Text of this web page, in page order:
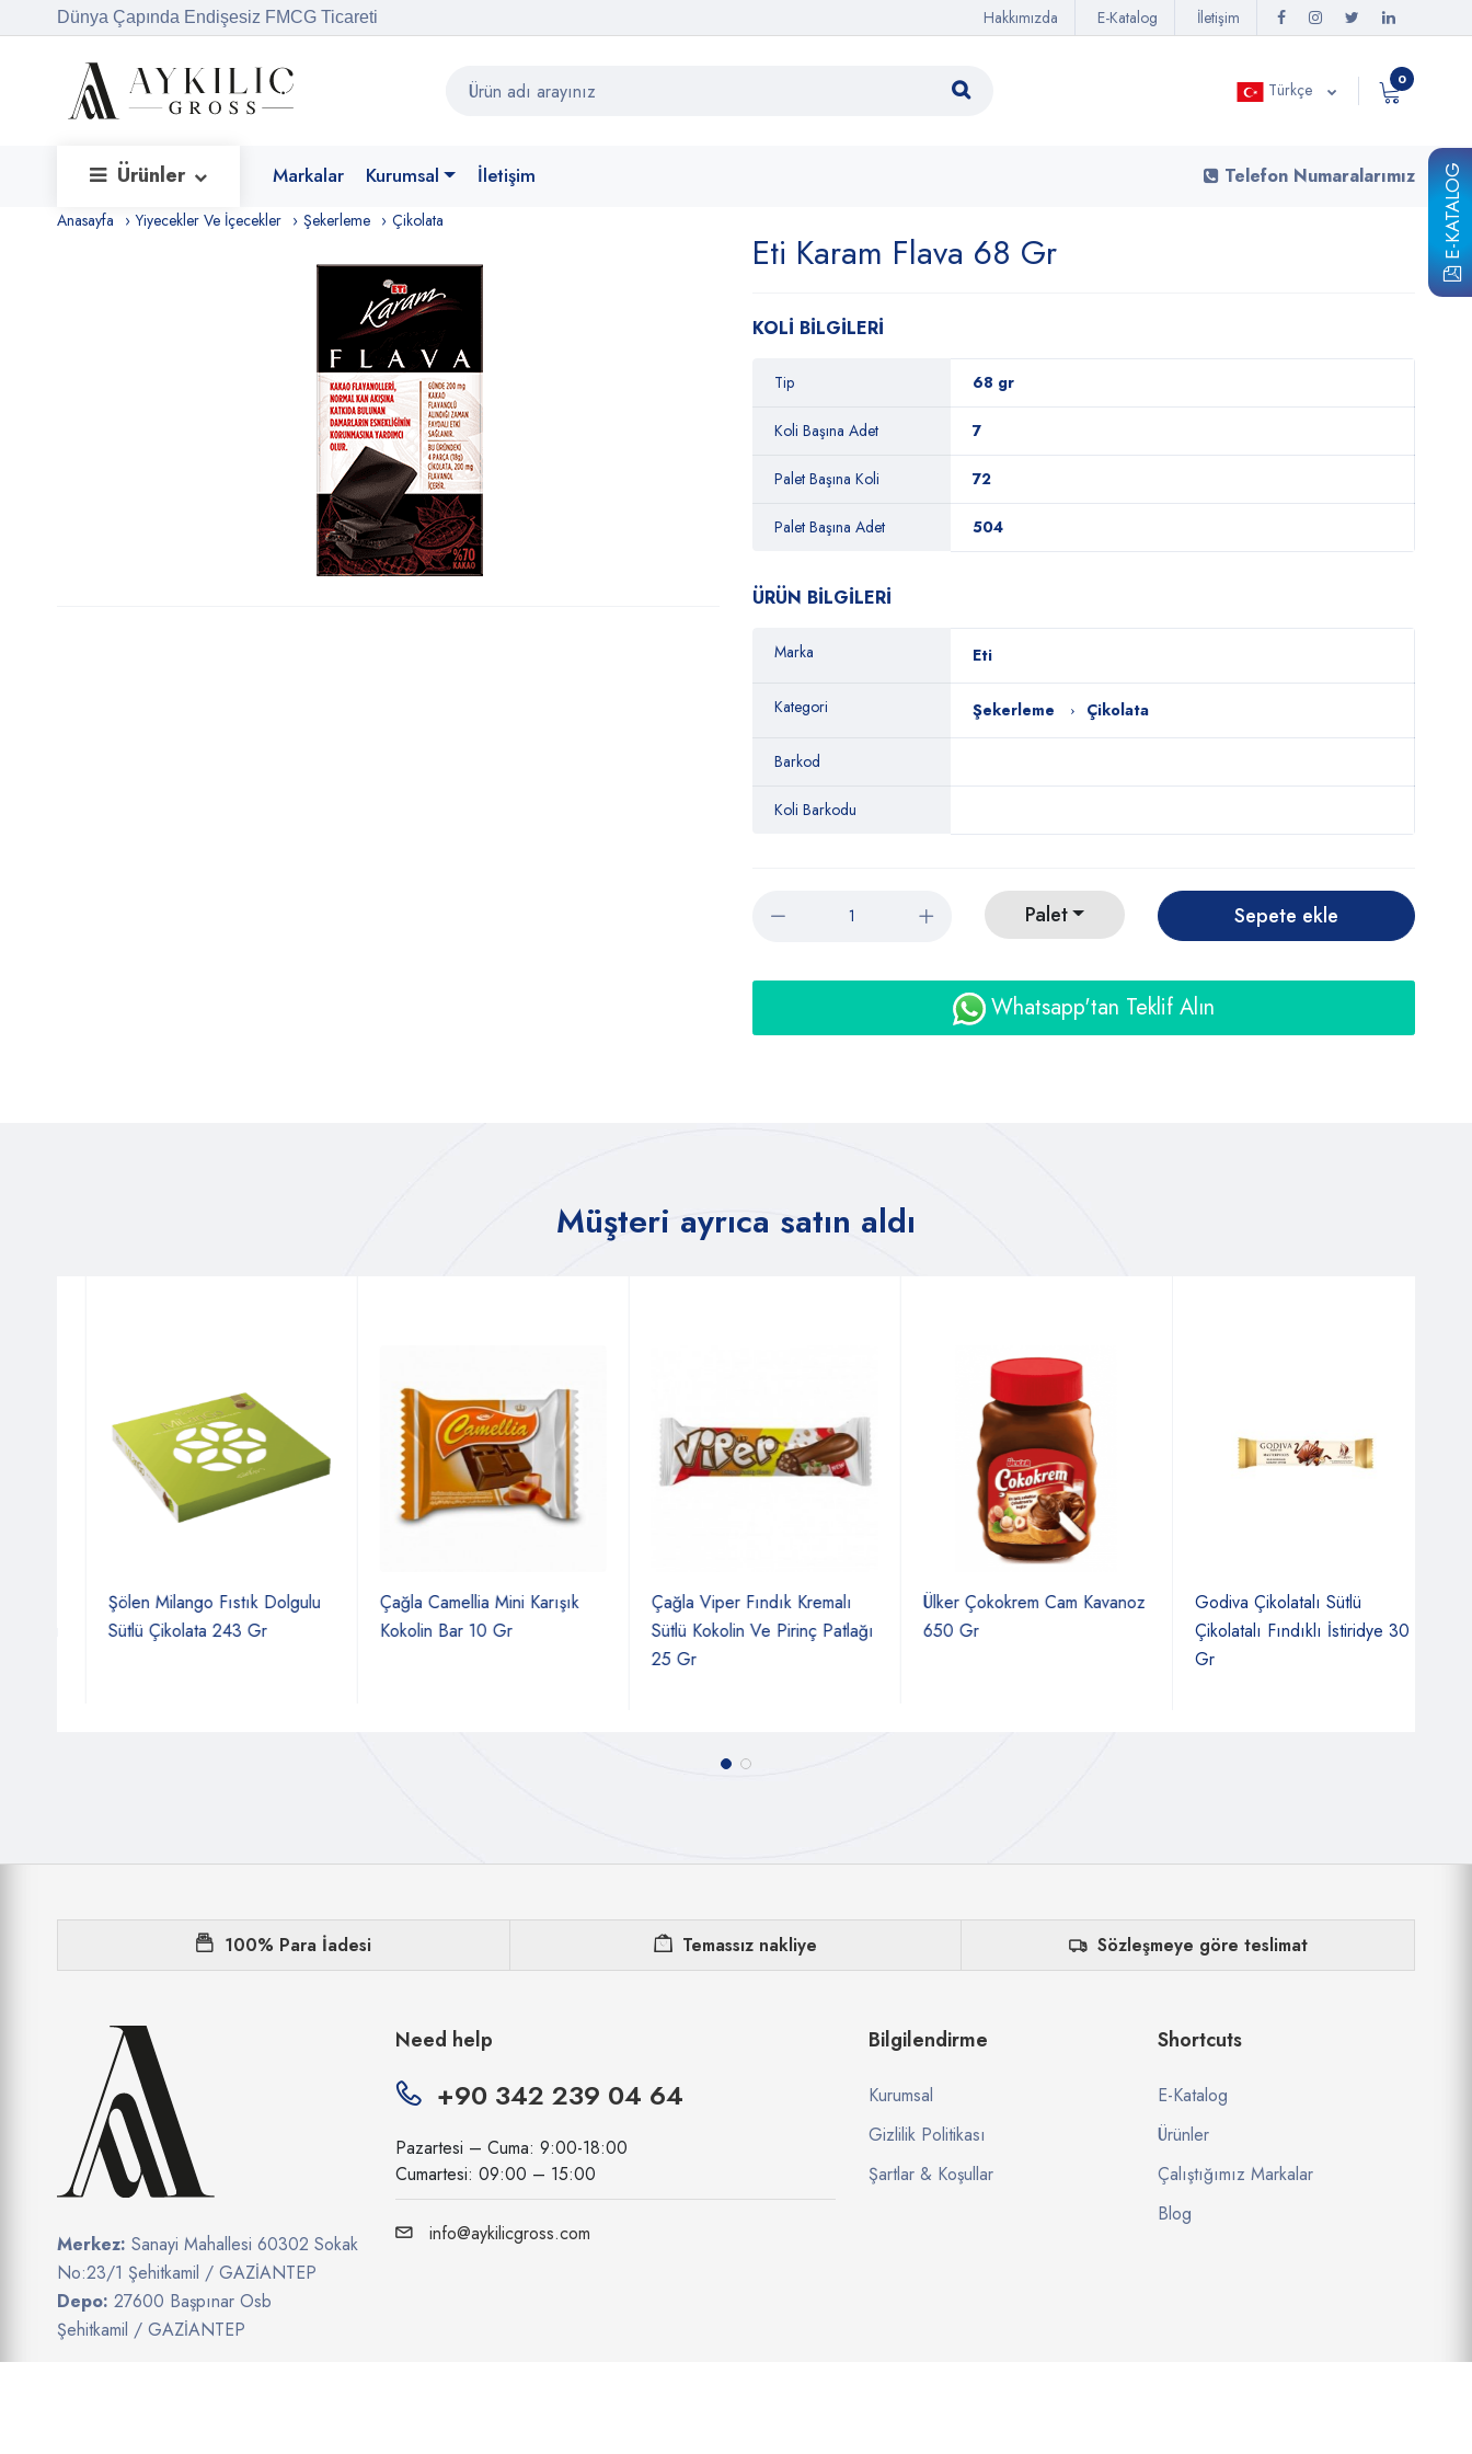
E-KATALOG
Dünya Çapında Endişesiz FMCG Ticareti Hakkımızda E-Katalog İletişim
0
Türkçe
Ürünler Markalar Kurumsal İletişim Telefon Numaralarımız
Anasayfa Yiyecekler Ve İçecekler Şekerleme Çikolata
Eti Karam Flava 68 Gr
KOLİ BİLGİLERİ
Tip 68 gr
Koli Başına Adet 7
Palet Başına Koli 72
Palet Başına Adet 504
ÜRÜN BİLGİLERİ
Marka Eti
Kategori Şekerleme Çikolata
Barkod
Koli Barkodu
Palet Sepete ekle
Whatsapp'tan Teklif Alın
Müşteri ayrıca satın aldı
Şölen Milango Fıstık Dolgulu
Sütlü Çikolata 243 Gr
Çağla Camellia Mini Karışık
Kokolin Bar 10 Gr
Çağla Viper Fındık Kremalı
Sütlü Kokolin Ve Pirinç Patlağı
25 Gr
Ülker Çokokrem Cam Kavanoz
650 Gr
Godiva Çikolatalı Sütlü
Çikolatalı Fındıklı İstiridye 30
100% Para İadesi Temassız nakliye Sözleşmeye göre teslimat
Merkez: Sanayi Mahallesi 60302 Sokak
No:23/1 Şehitkamil / GAZİANTEP
Depo: 27600 Başpınar Osb
Şehitkamil / GAZİANTEP
Need help
+90 342 239 04 64
Pazartesi – Cuma: 9:00-18:00
Cumartesi: 09:00 – 15:00
info@aykilicgross.com
Bilgilendirme
Kurumsal
Gizlilik Politikası
Şartlar & Koşullar
Shortcuts
E-Katalog
Ürünler
Çalıştığımız Markalar
Blog